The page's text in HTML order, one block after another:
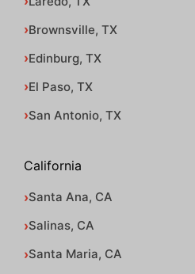
Brownsville, TX
Edinburg, TX
El Paso, TX
San Antonio, TX
California
Santa Ana, CA
Salinas, CA
Santa Maria, CA